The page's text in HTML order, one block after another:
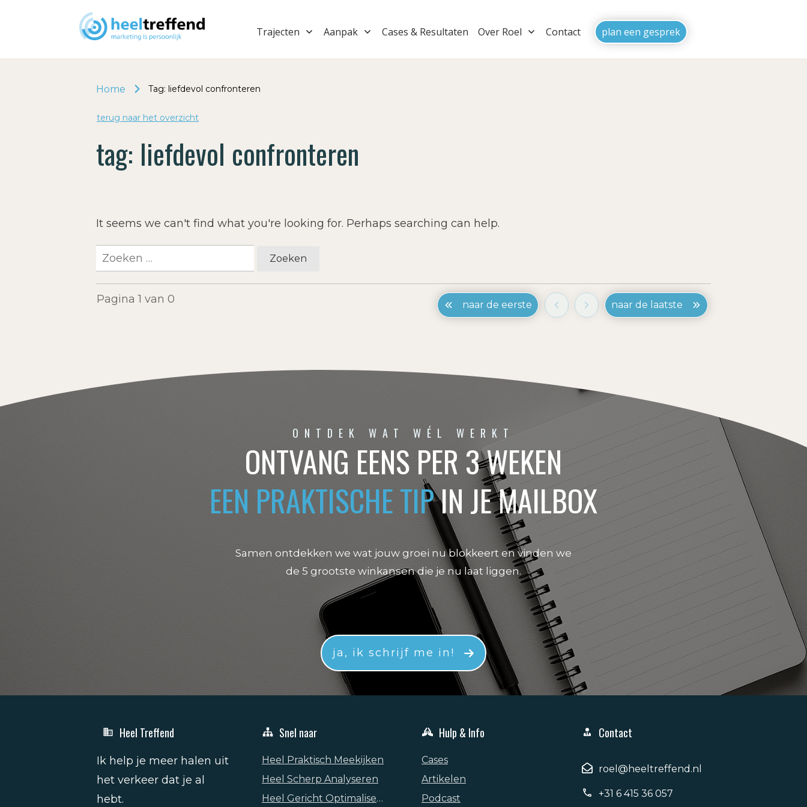
Trajecten Aanpak Cases & Resultaten Over Roel Contact plan een gesprek
Home Tag: liefdevol confronteren
terug naar het overzicht
tag: liefdevol confronteren
It seems we can't find what you're looking for. Perhaps searching can help.
Zoeken
naar:
Pagina1 van 0 naar de eerste naar de laatste
ONTDEK WAT WÉL WERKT
ONTVANG EENS PER 3 WEKEN
EEN PRAKTISCHE TIPIN JE MAILBOX
Samen ontdekken we wat jouw groei nu blokkeert en vinden we
de 5 grootste winkansen die je nu laat liggen.
ja, ik schrijf me in!
Heel Treffend
Ik help je meer halen uit
het verkeer dat je al
hebt.
Snel naar
Heel Praktisch Meekijken
Heel Scherp Analyseren
Heel Gericht Optimaliseren
Hulp & Info
Cases
Artikelen
Podcast
Contact
roel@heeltreffend.nl
+31 6 415 36 057